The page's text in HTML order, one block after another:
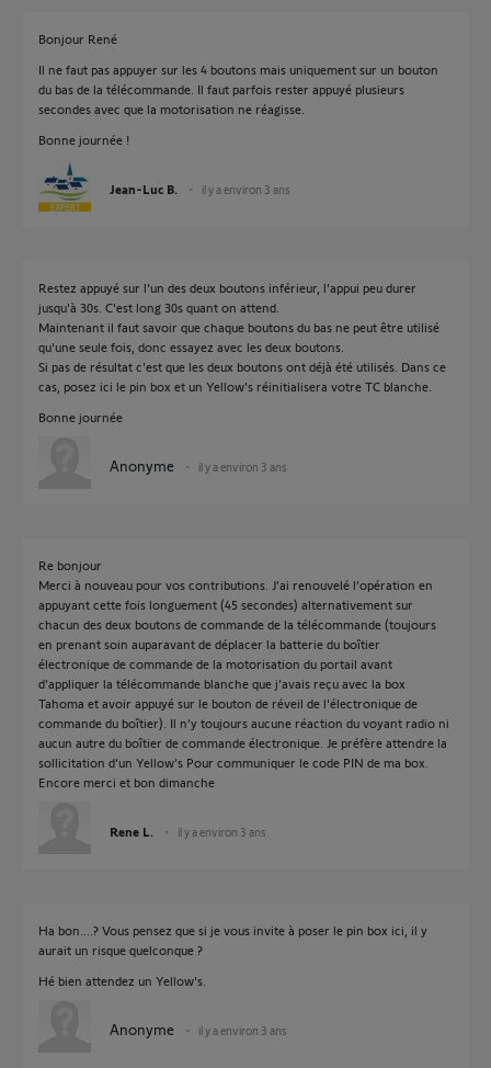
Bonjour René
Il ne faut pas appuyer sur les 4 boutons mais uniquement sur un bouton
du bas de la télécommande. Il faut parfois rester appuyé plusieurs
secondes avec que la motorisation ne réagisse.
Bonne journée !
Jean-Luc B. il y a environ 3 ans
Restez appuyé sur l'un des deux boutons inférieur, l'appui peu durer
jusqu'à 30s. C'est long 30s quant on attend.
Maintenant il faut savoir que chaque boutons du bas ne peut être utilisé
qu'une seule fois, donc essayez avec les deux boutons.
Si pas de résultat c'est que les deux boutons ont déjà été utilisés. Dans ce
cas, posez ici le pin box et un Yellow's réinitialisera votre TC blanche.
Bonne journée
Anonyme il y a environ 3 ans
Re bonjour
Merci à nouveau pour vos contributions. J’ai renouvelé l’opération en
appuyant cette fois longuement (45 secondes) alternativement sur
chacun des deux boutons de commande de la télécommande (toujours
en prenant soin auparavant de déplacer la batterie du boîtier
électronique de commande de la motorisation du portail avant
d’appliquer la télécommande blanche que j’avais reçu avec la box
Tahoma et avoir appuyé sur le bouton de réveil de l'électronique de
commande du boîtier). Il n’y toujours aucune réaction du voyant radio ni
aucun autre du boîtier de commande électronique. Je préfère attendre la
sollicitation d’un Yellow’s Pour communiquer le code PIN de ma box.
Encore merci et bon dimanche
Rene L. il y a environ 3 ans
Ha bon....? Vous pensez que si je vous invite à poser le pin box ici, il y
aurait un risque quelconque ?
Hé bien attendez un Yellow's.
Anonyme il y a environ 3 ans